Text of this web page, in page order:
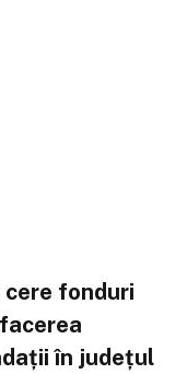
fonduri
în județul